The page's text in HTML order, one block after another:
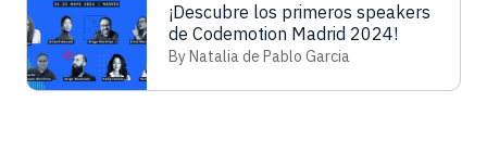
¡Descubre los primeros speakers
de Codemotion Madrid 2024!
By Natalia de Pablo Garcia